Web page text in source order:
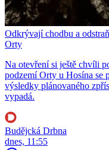
Odkrývají chodbu a
Orty
Na otevření si ještě chvíli
podzemí Orty u Hosína se
výsledky plánovaného
vypadá.
Budějcká Drbna
dnes, 11:55